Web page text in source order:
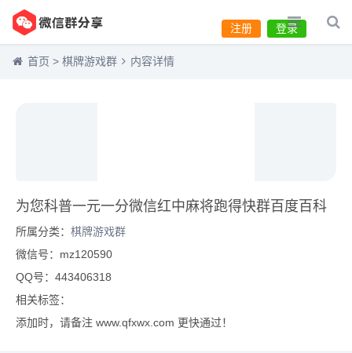
登录
注册
首页 > 棋牌游戏群 内容详情
为您科普一元一分微信红中麻将跑得快群百度百科
所属分类： 棋牌游戏群
微信号：mz120590
QQ号：443406318
相关标签：
添加时，请备注 www.qfxwx.com 更快通过！